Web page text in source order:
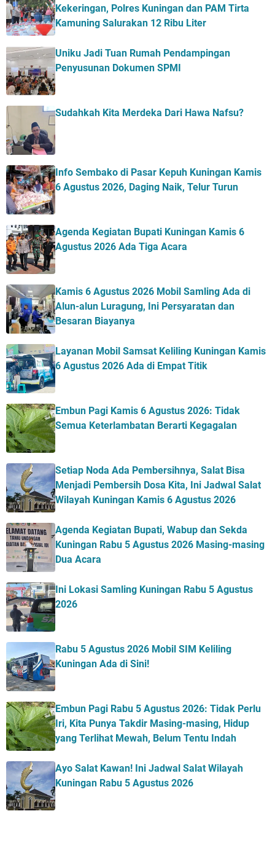
Kekeringan, Polres Kuningan dan PAM Tirta
Kamuning Salurakan 12 Ribu Liter
Uniku Jadi Tuan Rumah Pendampingan
Penyusunan Dokumen SPMI
Sudahkah Kita Merdeka Dari Hawa Nafsu?
Info Sembako di Pasar Kepuh Kuningan Kamis
6 Agustus 2026, Daging Naik, Telur Turun
Agenda Kegiatan Bupati Kuningan Kamis 6
Agustus 2026 Ada Tiga Acara
Kamis 6 Agustus 2026 Mobil Samling Ada di
Alun-alun Luragung, Ini Persyaratan dan
Besaran Biayanya
Layanan Mobil Samsat Keliling Kuningan Kamis
6 Agustus 2026 Ada di Empat Titik
Embun Pagi Kamis 6 Agustus 2026: Tidak
Semua Keterlambatan Berarti Kegagalan
Setiap Noda Ada Pembersihnya, Salat Bisa
Menjadi Pembersih Dosa Kita, Ini Jadwal Salat
Wilayah Kuningan Kamis 6 Agustus 2026
Agenda Kegiatan Bupati, Wabup dan Sekda
Kuningan Rabu 5 Agustus 2026 Masing-masing
Dua Acara
Ini Lokasi Samling Kuningan Rabu 5 Agustus
2026
Rabu 5 Agustus 2026 Mobil SIM Keliling
Kuningan Ada di Sini!
Embun Pagi Rabu 5 Agustus 2026: Tidak Perlu
Iri, Kita Punya Takdir Masing-masing, Hidup
yang Terlihat Mewah, Belum Tentu Indah
Ayo Salat Kawan! Ini Jadwal Salat Wilayah
Kuningan Rabu 5 Agustus 2026